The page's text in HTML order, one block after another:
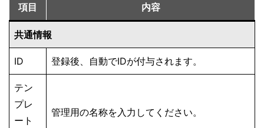
項目 内容
共通情報
ID 登録後、自動でIDが付与されます。
テン
プレ
ート
管理用の名称を入力してください。